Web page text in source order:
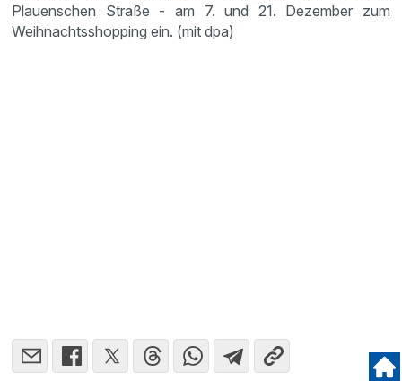
Plauenschen Straße - am 7. und 21. Dezember zum
Weihnachtsshopping ein. (mit dpa)